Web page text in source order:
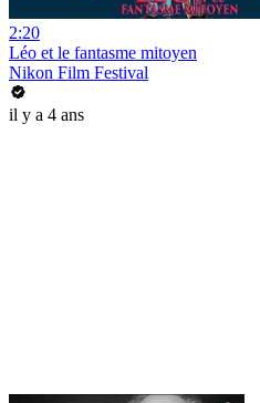
2:20
Léo et le fantasme mitoyen
Nikon Film Festival
il y a 4 ans